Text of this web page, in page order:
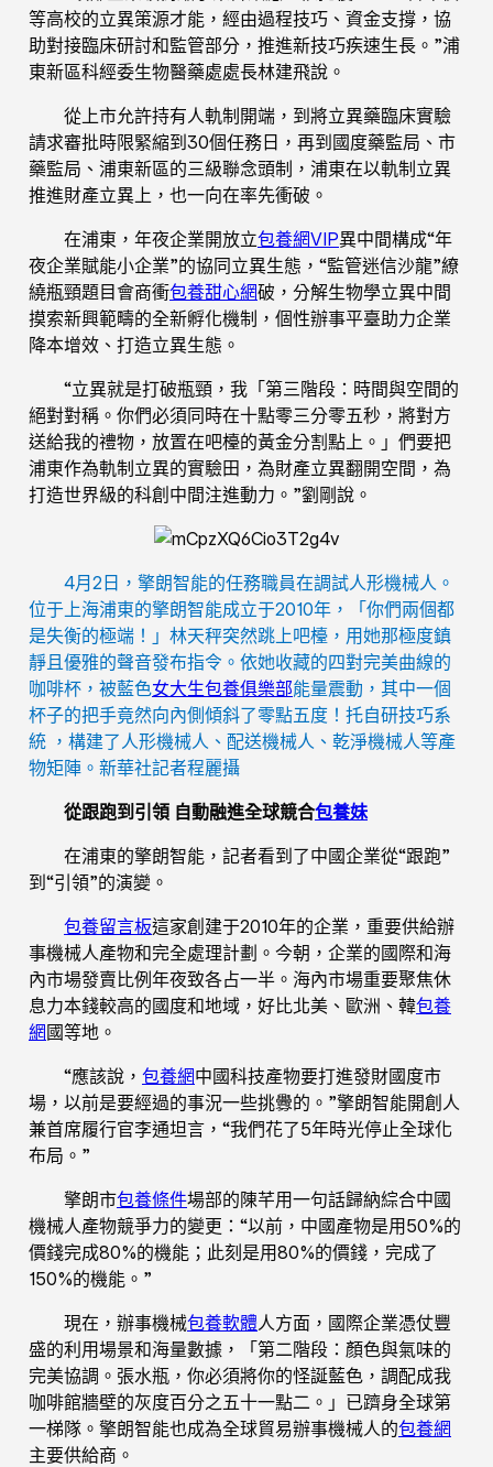
等高校的立異策源才能，經由過程技巧、資金支撐，協
助對接臨床研討和監管部分，推進新技巧疾速生長。”浦
東新區科經委生物醫藥處處長林建飛說。
從上市允許持有人軌制開端，到將立異藥臨床實驗
請求審批時限緊縮到30個任務日，再到國度藥監局、市
藥監局、浦東新區的三級聯念頭制，浦東在以軌制立異
推進財產立異上，也一向在率先衝破。
在浦東，年夜企業開放立包養網VIP異中間構成“年
夜企業賦能小企業”的協同立異生態，“監管迷信沙龍”繚
繞瓶頸題目會商衝包養甜心網破，分解生物學立異中間
摸索新興範疇的全新孵化機制，個性辦事平臺助力企業
降本增效、打造立異生態。
“立異就是打破瓶頸，我「第三階段：時間與空間的
絕對對稱。你們必須同時在十點零三分零五秒，將對方
送給我的禮物，放置在吧檯的黃金分割點上。」們要把
浦東作為軌制立異的實驗田，為財產立異翻開空間，為
打造世界級的科創中間注進動力。”劉剛說。
4月2日，擎朗智能的任務職員在調試人形機械人。
位于上海浦東的擎朗智能成立于2010年，「你們兩個都
是失衡的極端！」林天秤突然跳上吧檯，用她那極度鎮
靜且優雅的聲音發布指令。依她收藏的四對完美曲線的
咖啡杯，被藍色女大生包養俱樂部能量震動，其中一個
杯子的把手竟然向內側傾斜了零點五度！托自研技巧系
統 ，構建了人形機械人、配送機械人、乾淨機械人等產
物矩陣。新華社記者程麗攝
從跟跑到引領 自動融進全球競合包養妹
在浦東的擎朗智能，記者看到了中國企業從“跟跑”
到“引領”的演變。
包養留言板這家創建于2010年的企業，重要供給辦
事機械人產物和完全處理計劃。今朝，企業的國際和海
內市場發賣比例年夜致各占一半。海內市場重要聚焦休
息力本錢較高的國度和地域，好比北美、歐洲、韓包養
網國等地。
“應該說， 包養網中國科技產物要打進發財國度市
場，以前是要經過的事況一些挑釁的。”擎朗智能開創人
兼首席履行官李通坦言，“我們花了5年時光停止全球化
布局。”
擎朗市包養條件場部的陳芊用一句話歸納綜合中國
機械人產物競爭力的變更：“以前，中國產物是用50%的
價錢完成80%的機能；此刻是用80%的價錢，完成了
150%的機能。”
現在，辦事機械包養軟體人方面，國際企業憑仗豐
盛的利用場景和海量數據，「第二階段：顏色與氣味的
完美協調。張水瓶，你必須將你的怪誕藍色，調配成我
咖啡館牆壁的灰度百分之五十一點二。」已躋身全球第
一梯隊。擎朗智能也成為全球貿易辦事機械人的包養網
主要供給商。